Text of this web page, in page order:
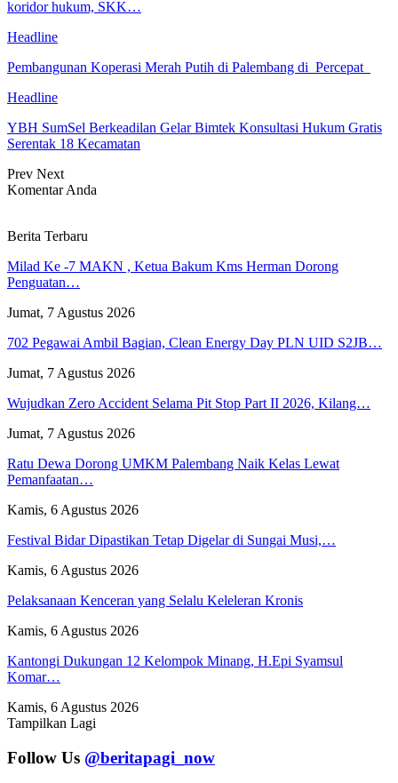
koridor hukum, SKK…
Headline
Pembangunan Koperasi Merah Putih di Palembang di Percepat
Headline
YBH SumSel Berkeadilan Gelar Bimtek Konsultasi Hukum Gratis
Serentak 18 Kecamatan
Prev Next
Komentar Anda
Berita Terbaru
Milad Ke -7 MAKN , Ketua Bakum Kms Herman Dorong
Penguatan…
Jumat, 7 Agustus 2026
702 Pegawai Ambil Bagian, Clean Energy Day PLN UID S2JB…
Jumat, 7 Agustus 2026
Wujudkan Zero Accident Selama Pit Stop Part II 2026, Kilang…
Jumat, 7 Agustus 2026
Ratu Dewa Dorong UMKM Palembang Naik Kelas Lewat
Pemanfaatan…
Kamis, 6 Agustus 2026
Festival Bidar Dipastikan Tetap Digelar di Sungai Musi,…
Kamis, 6 Agustus 2026
Pelaksanaan Kenceran yang Selalu Keleleran Kronis
Kamis, 6 Agustus 2026
Kantongi Dukungan 12 Kelompok Minang, H.Epi Syamsul
Komar…
Kamis, 6 Agustus 2026
Tampilkan Lagi
Follow Us @beritapagi_now